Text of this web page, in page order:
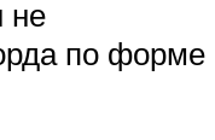
не
по форме